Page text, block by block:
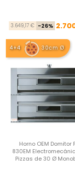
3.649,17 € -26%
4+4 30cm Ø
Horno OEM Domitor
830EM
Pizzas de 30 Ø